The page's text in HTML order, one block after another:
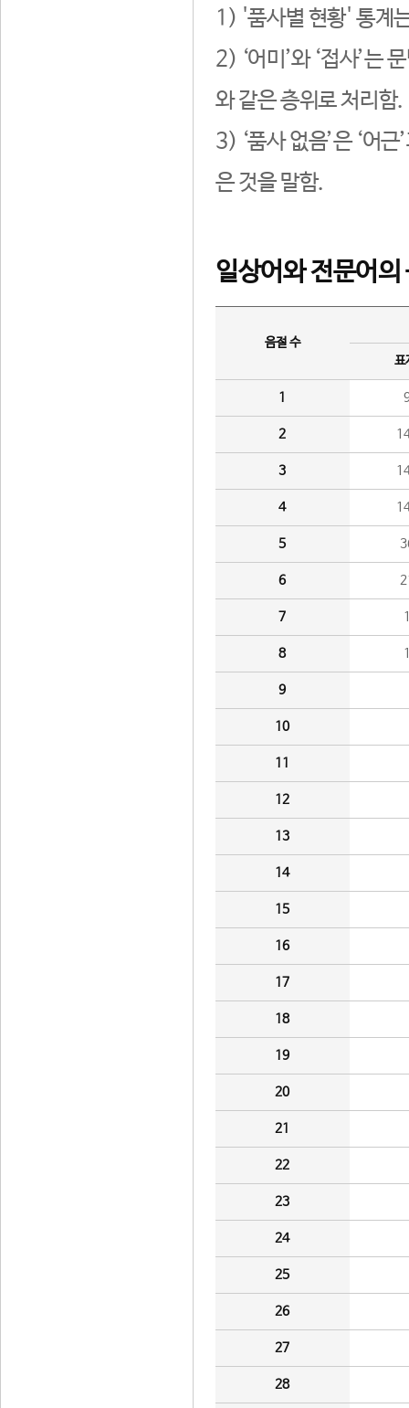
1) '품사별 현황' 통계
2) ‘어미’와 ‘접사’는
와 같은 층위로 처리함.
3) ‘품사 없음’은 ‘어
은 것을 말함.
일상어와 전문어의
음절 수
표
1
2
3
4
5
6
7
8
9
10
11
12
13
14
15
16
17
18
19
20
21
22
23
24
25
26
27
28